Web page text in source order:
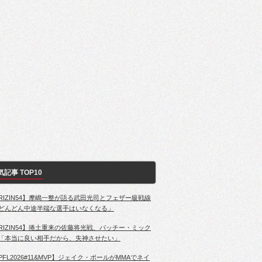
記事 TOP10
】摩嶋一整が語る武田光司とフェザー級戦線
んどん中途半端な選手はいなくなる」
】捲土重来の佐藤将光戦、パッチー・ミック
本当に良い相手だから、失神させたい」
】ジェイク・ポールがMMAでネイ